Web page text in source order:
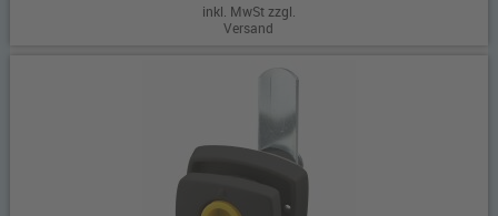
inkl. MwSt zzgl.
Versand